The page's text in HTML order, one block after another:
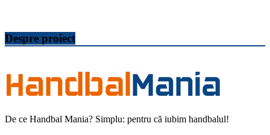
Despre proiect
De ce Handbal Mania? Simplu: pentru că iubim handbalul!